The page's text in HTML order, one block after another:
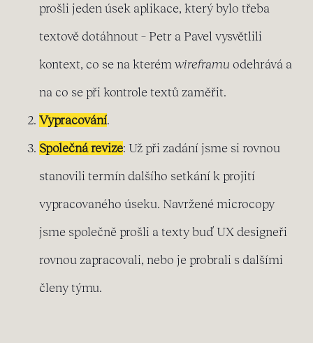
prošli jeden úsek aplikace, který bylo třeba
textově dotáhnout – Petr a Pavel vysvětlili
kontext, co se na kterém wireframu odehrává a
na co se při kontrole textů zaměřit.
Vypracování.
Společná revize: Už při zadání jsme si rovnou
stanovili termín dalšího setkání k projití
vypracovaného úseku. Navržené microcopy
jsme společně prošli a texty buď UX designeři
rovnou zapracovali, nebo je probrali s dalšími
členy týmu.